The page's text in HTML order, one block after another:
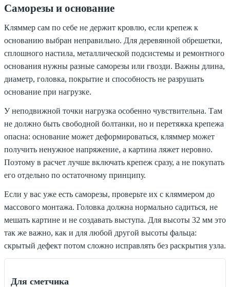
Саморезы и основание
Кляммер сам по себе не держит кровлю, если крепеж к
основанию выбран неправильно. Для деревянной обрешетки,
сплошного настила, металлической подсистемы и ремонтного
основания нужны разные саморезы или гвозди. Важны длина,
диаметр, головка, покрытие и способность не разрушать
основание при нагрузке.
У неподвижной точки нагрузка особенно чувствительна. Там
не должно быть свободной болтанки, но и перетяжка крепежа
опасна: основание может деформироваться, кляммер может
получить ненужное напряжение, а картина ляжет неровно.
Поэтому в расчет лучше включать крепеж сразу, а не покупать
его отдельно по остаточному принципу.
Если у вас уже есть саморезы, проверьте их с кляммером до
массового монтажа. Головка должна нормально садиться, не
мешать картине и не создавать выступа. Для высоты 32 мм это
так же важно, как и для любой другой высоты фальца:
скрытый дефект потом сложно исправлять без раскрытия узла.
Для сметчика